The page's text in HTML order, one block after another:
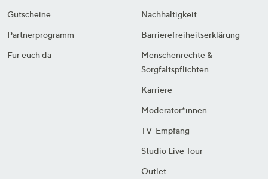
Gutscheine
Partnerprogramm
Für euch da
Nachhaltigkeit
Barrierefreiheitserklärung
Menschenrechte &
Sorgfaltspflichten
Karriere
Moderator*innen
TV-Empfang
Studio Live Tour
Outlet